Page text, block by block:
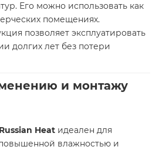
Его можно использовать как
помещениях.
позволяет эксплуатировать
долгих лет без потери
и монтажу
Russian Heat идеален для
влажностью и